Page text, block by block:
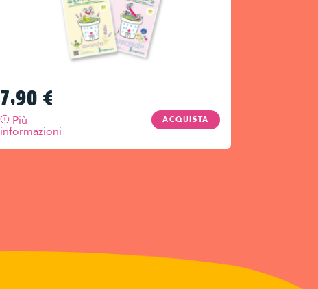
7,90 €
Più
informazioni
ACQUISTA